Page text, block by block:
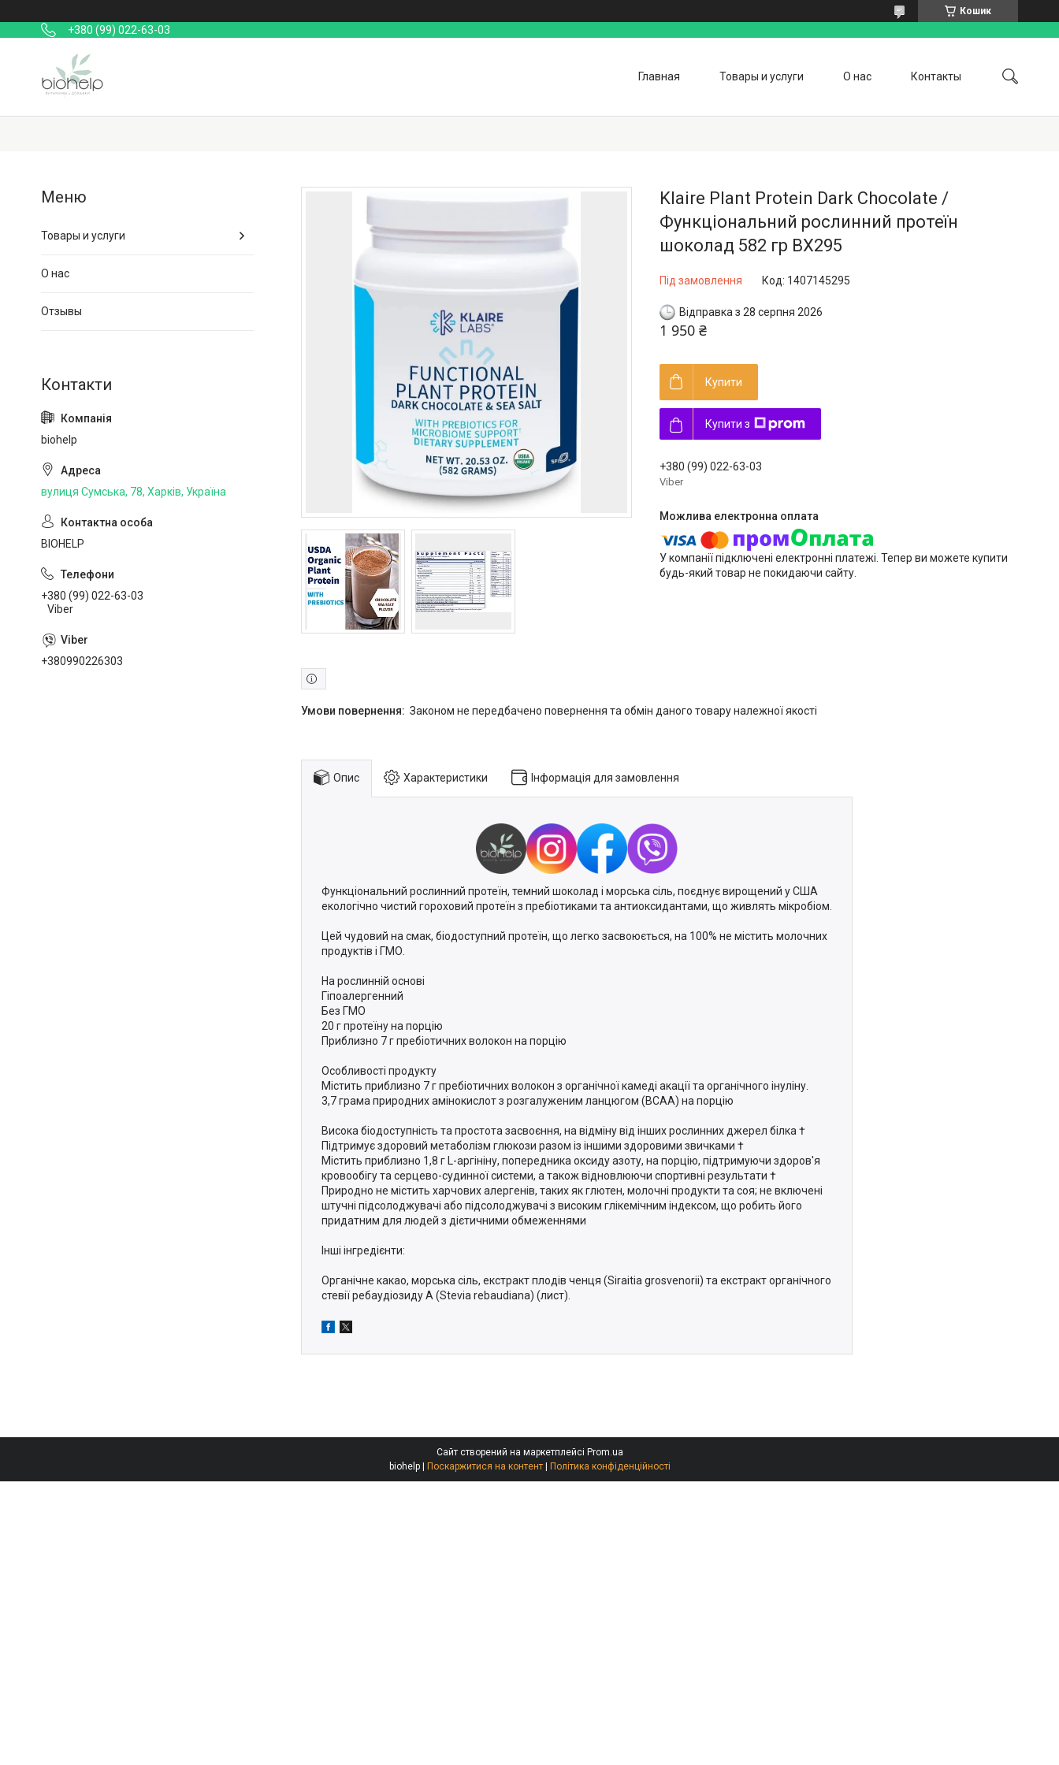
Кошик
+380 (99) 022-63-03
Главная Товары и услуги О нас Контакты
Klaire Plant Protein Dark Chocolate /
Функціональний рослинний протеїн
шоколад 582 гр BX295
Під замовлення Код: 1407145295
Відправка з 28 серпня 2026
1 950 ₴
Купити
Купити з
+380 (99) 022-63-03
Viber
У компанії підключені електронні платежі. Тепер ви можете купити
будь-який товар не покидаючи сайту.
Законом не передбачено повернення та обмін даного товару належної якості
Опис Характеристики Інформація для замовлення
Функціональний рослинний протеїн, темний шоколад і морська сіль, поєднує вирощений у США
екологічно чистий гороховий протеїн з пребіотиками та антиоксидантами, що живлять мікробіом.
Цей чудовий на смак, біодоступний протеїн, що легко засвоюється, на 100% не містить молочних
продуктів і ГМО.
На рослинній основі
Гіпоалергенний
Без ГМО
20 г протеїну на порцію
Приблизно 7 г пребіотичних волокон на порцію
Особливості продукту
Містить приблизно 7 г пребіотичних волокон з органічної камеді акації та органічного інуліну.
3,7 грама природних амінокислот з розгалуженим ланцюгом (BCAA) на порцію
Висока біодоступність та простота засвоєння, на відміну від інших рослинних джерел білка †
Підтримує здоровий метаболізм глюкози разом із іншими здоровими звичками †
Містить приблизно 1,8 г L-аргініну, попередника оксиду азоту, на порцію, підтримуючи здоров'я
кровообігу та серцево-судинної системи, а також відновлюючи спортивні результати †
Природно не містить харчових алергенів, таких як глютен, молочні продукти та соя; не включені
штучні підсолоджувачі або підсолоджувачі з високим глікемічним індексом, що робить його
придатним для людей з дієтичними обмеженнями
Інші інгредієнти:
Органічне какао, морська сіль, екстракт плодів ченця (Siraitia grosvenorii) та екстракт органічного
стевії ребаудіозиду А (Stevia rebaudiana) (лист).
Товары и услуги
О нас
Отзывы
biohelp
вулиця Сумська, 78, Харків, Україна
BIOHELP
+380 (99) 022-63-03
Viber
+380990226303
Сайт створений на маркетплейсі Prom.ua
biohelp | Поскаржитися на контент | Політика конфіденційності